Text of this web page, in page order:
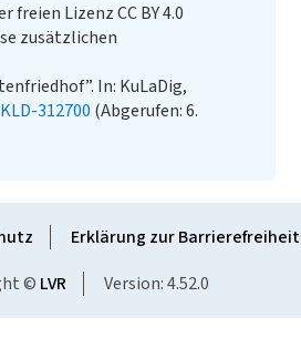
Lizenz CC BY 4.0
zusätzlichen
In: KuLaDig,
312700 (Abgerufen: 6.
Erklärung zur Barrierefreiheit
© LVR Version: 4.52.0